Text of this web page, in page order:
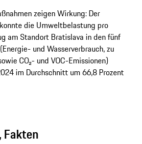
zeigen Wirkung: Der
die Umweltbelastung pro
am Standort Bratislava in den fünf
und Wasserverbrauch, zu
CO₂- und VOC-Emissionen)
im Durchschnitt um 66,8 Prozent
Fakten